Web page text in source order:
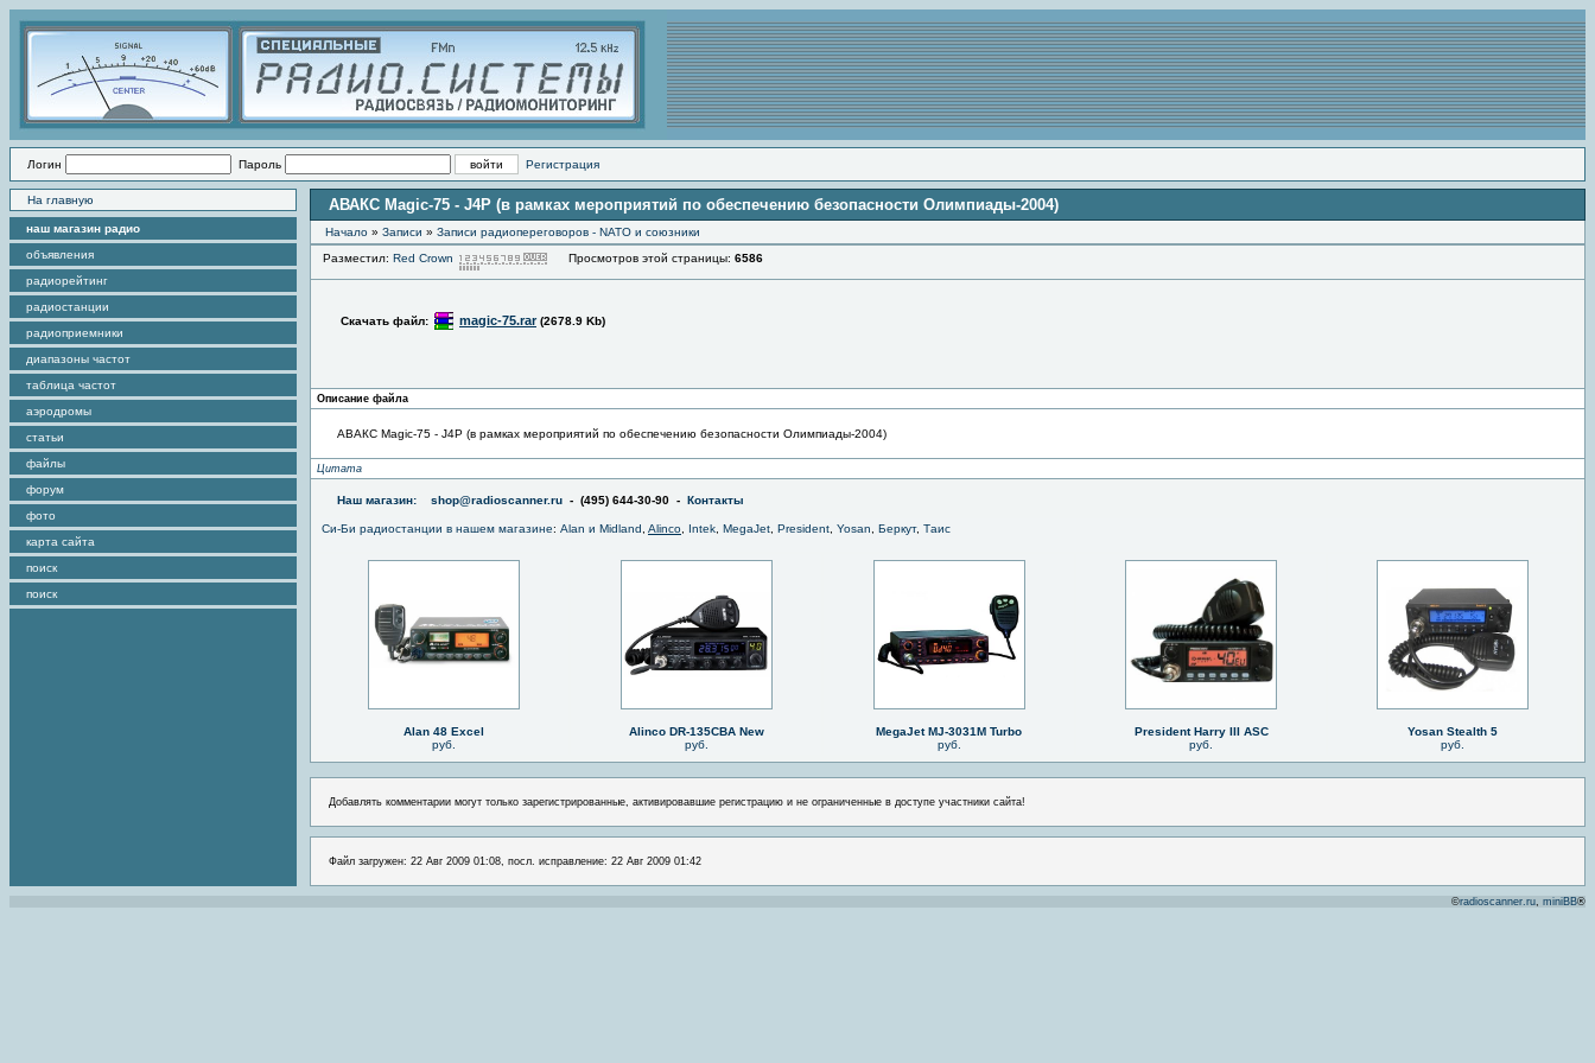
Логин Пароль Регистрация
На главную
наш магазин радио
объявления
радиорейтинг
радиостанции
радиоприемники
диапазоны частот
таблица частот
аэродромы
статьи
файлы
форум
фото
карта сайта
поиск
поиск
АВАКС Magic-75 - J4P (в рамках мероприятий по обеспечению безопасности Олимпиады-2004)
Начало » Записи » Записи радиопереговоров - NATO и союзники
Разместил: Red Crown Просмотров этой страницы: 6586
Скачать файл: magic-75.rar (2678.9 Kb)
Описание файла
АВАКС Magic-75 - J4P (в рамках мероприятий по обеспечению безопасности Олимпиады-2004)
Цитата
Наш магазин: shop@radioscanner.ru - (495) 644-30-90 - Контакты
Си-Би радиостанции в нашем магазине: Alan и Midland Alinco Intek MegaJet President Yosan Беркут, Таис
Alan 48 Excel
руб.
Alinco DR-135CBA New
руб.
MegaJet MJ-3031M Turbo
руб.
President Harry III ASC
руб.
Yosan Stealth 5
руб.
Добавлять комментарии могут только зарегистрированные, активировавшие регистрацию и не ограниченные в доступе участники сайта!
Файл загружен: 22 Авг 2009 01:08, посл. исправление: 22 Авг 2009 01:42
©radioscanner.ru, miniBB®